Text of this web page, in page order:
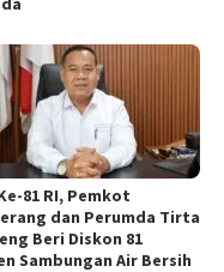
81 RI, Pemkot
dan Perumda Tirta
Beri Diskon 81
Sambungan Air Bersih